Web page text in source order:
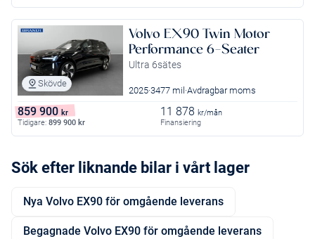
Skövde
Volvo EX90 Twin Motor
Performance 6-Seater
Ultra 6sätes
2025 3477 mil Avdragbar moms
859 900 kr
Tidigare: 899 900 kr
11 878 kr/mån
Finansiering
Sök efter liknande bilar i vårt lager
Nya Volvo EX90 för omgående leverans
Begagnade Volvo EX90 för omgående leverans